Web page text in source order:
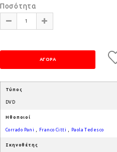
Ποσότητα
Τύπος
DVD
Ηθοποιοί
Corrado Pani Franco Citti Paola Tedesco
Σκηνοθέτης